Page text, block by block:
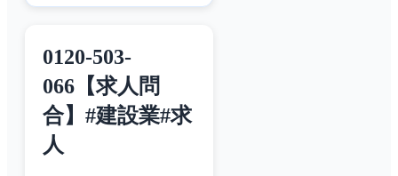
0120-503-
066【求人問
合】#建設業#求
人